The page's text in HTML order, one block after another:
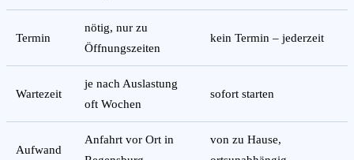
Termin
nötig, nur zu
Öffnungszeiten
kein Termin – jederzeit
Wartezeit
je nach Auslastung
oft Wochen
sofort starten
Aufwand
Anfahrt vor Ort in
von zu Hause,